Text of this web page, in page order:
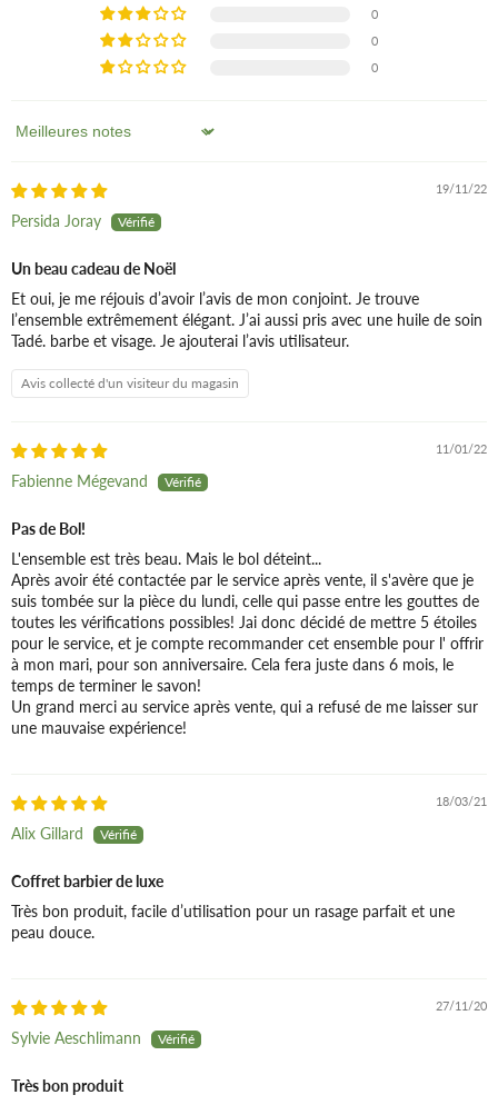
Dénommée aussi "pierre à savon" ; lignes épurées ; bonne
prise en main.
ICI)
indispensables, pur végétal, économique; apprête la peau, la
préserve du feu du rasoir, satine les peaux fragiles; apprivoise
0
0
0
Sort by
19/11/22
Persida Joray
Un beau cadeau de Noël
Et oui, je me réjouis d’avoir l’avis de mon conjoint. Je trouve
l’ensemble extrêmement élégant. J’ai aussi pris avec une huile de soin
Tadé. barbe et visage. Je ajouterai l’avis utilisateur.
Avis collecté d'un visiteur du magasin
11/01/22
Fabienne Mégevand
Pas de Bol!
L'ensemble est très beau. Mais le bol déteint...
Après avoir été contactée par le service après vente, il s'avère que je
suis tombée sur la pièce du lundi, celle qui passe entre les gouttes de
toutes les vérifications possibles! Jai donc décidé de mettre 5 étoiles
pour le service, et je compte recommander cet ensemble pour l' offrir
à mon mari, pour son anniversaire. Cela fera juste dans 6 mois, le
temps de terminer le savon!
Un grand merci au service après vente, qui a refusé de me laisser sur
une mauvaise expérience!
18/03/21
Alix Gillard
Coffret barbier de luxe
Très bon produit, facile d’utilisation pour un rasage parfait et une
peau douce.
27/11/20
Sylvie Aeschlimann
Très bon produit